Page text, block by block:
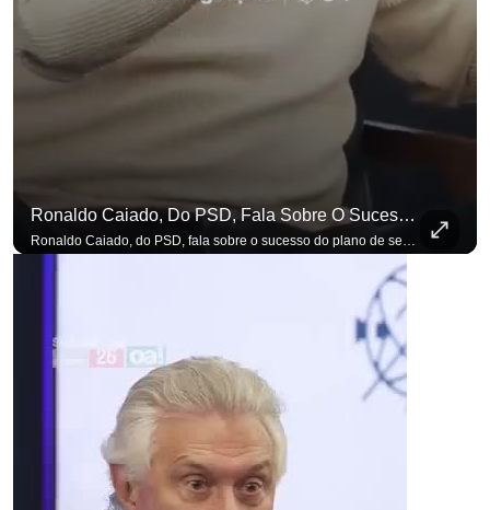
Ronaldo Caiado, Do PSD, Fala Sobre O Sucesso Do Plano De Segurança Pública
Ronaldo Caiado, do PSD, fala sobre o sucesso do plano de segurança pública como governador de Goiás, sendo um incentivo aos empreendedores locais. Se você busca informação com credibilidade, inscreva-se agora e ative o